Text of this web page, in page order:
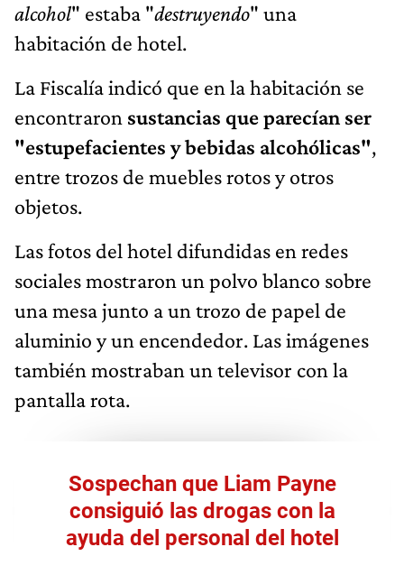
alcohol" estaba "destruyendo" una
habitación de hotel.
La Fiscalía indicó que en la habitación se
encontraron sustancias que parecían ser
"estupefacientes y bebidas alcohólicas",
entre trozos de muebles rotos y otros
objetos.
Las fotos del hotel difundidas en redes
sociales mostraron un polvo blanco sobre
una mesa junto a un trozo de papel de
aluminio y un encendedor. Las imágenes
también mostraban un televisor con la
pantalla rota.
Sospechan que Liam Payne
consiguió las drogas con la
ayuda del personal del hotel